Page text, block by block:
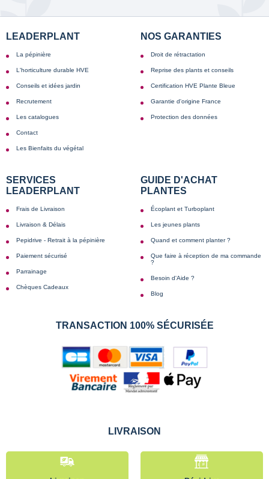
LEADERPLANT
La pépinière
L'horticulture durable HVE
Conseils et idées jardin
Recrutement
Les catalogues
Contact
Les Bienfaits du végétal
NOS GARANTIES
Droit de rétractation
Reprise des plants et conseils
Certification HVE Plante Bleue
Garantie d'origine France
Protection des données
SERVICES
LEADERPLANT
Frais de Livraison
Livraison & Délais
Pepidrive - Retrait à la pépinière
Paiement sécurisé
Parrainage
Chèques Cadeaux
GUIDE D'ACHAT
PLANTES
Écoplant et Turboplant
Les jeunes plants
Quand et comment planter ?
Que faire à réception de ma commande
?
Besoin d'Aide ?
Blog
TRANSACTION 100% SÉCURISÉE
LIVRAISON